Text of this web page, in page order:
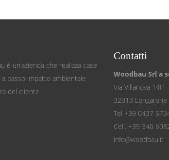
è un’azienda che realizza case
a basso impatto ambientale
del cliente.
Contatti
Woodbau Srl a
Via Villanova 14H
32013 Longarone
Tel +39 0437
Cell. +39 340
info@woodbau.it